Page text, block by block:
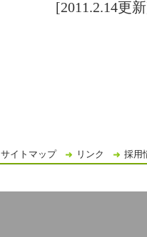
[2011.2.14更
サイトマップ リンク 採用